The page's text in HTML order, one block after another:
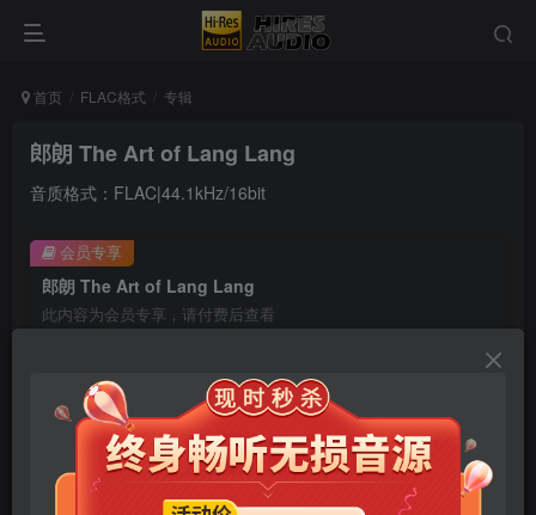
首页 FLAC格式 专辑
郎朗 The Art of Lang Lang
音质格式：FLAC|44.1kHz/16bit
郎朗 The Art of Lang Lang
此内容为会员专享，请付费后查看
9.9 99
年卡会员 免费 永久会员
立即购买
您当前未登录！建议登陆后购买，可保存购买订单
会员专享